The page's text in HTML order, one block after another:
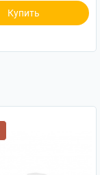
Купить